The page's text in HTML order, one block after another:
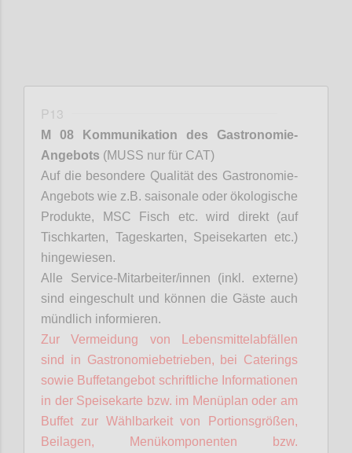
P13
M 08 Kommunikation des Gastronomie-
Angebots (MUSS nur für CAT)
Auf die besondere Qualität des Gastronomie-
Angebots wie z.B. saisonale oder ökologische
Produkte, MSC Fisch etc. wird direkt (auf
Tischkarten, Tageskarten, Speisekarten etc.)
hingewiesen.
Alle Service-Mitarbeiter/innen (inkl. externe)
sind eingeschult und können die Gäste auch
mündlich informieren.
Zur Vermeidung von Lebensmittelabfällen
sind in Gastronomiebetrieben, bei Caterings
sowie Buffetangebot schriftliche Informationen
in der Speisekarte bzw. im Menüplan oder am
Buffet zur Wählbarkeit von Portionsgrößen,
Beilagen, Menükomponenten bzw.